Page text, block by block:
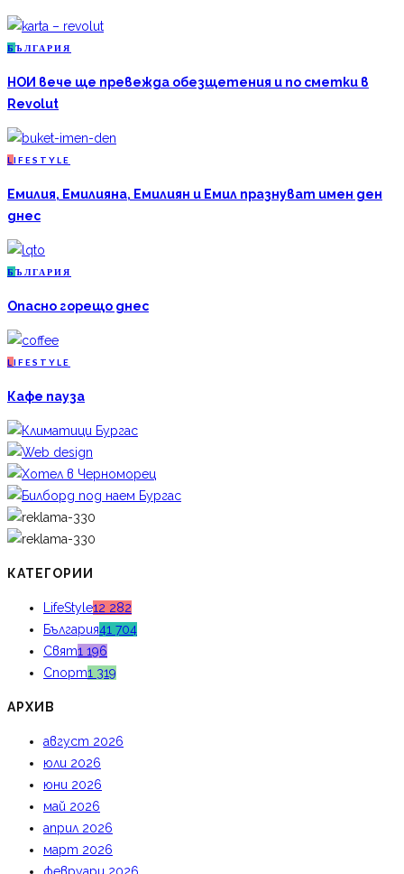
Б ЪЛГАРИЯ
НОИ вече ще превежда обезщетения и по сметки в
Revolut
L IFESTYLE
Емилия, Емилияна, Емилиян и Емил празнуват имен ден
днес
Б ЪЛГАРИЯ
Опасно горещо днес
L IFESTYLE
Кафе пауза
КАТЕГОРИИ
LifeStyle12 282
България41 704
Свят1 196
Спорт1 319
АРХИВ
август 2026
юли 2026
юни 2026
май 2026
април 2026
март 2026